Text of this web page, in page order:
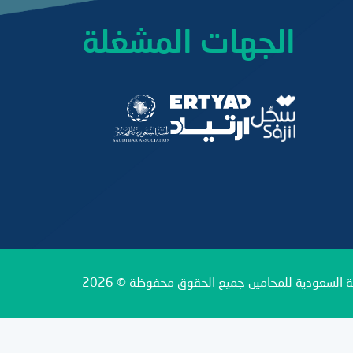
الجهات المشغلة
السعودية للمحامين جميع الحقوق محفوظة © 2026